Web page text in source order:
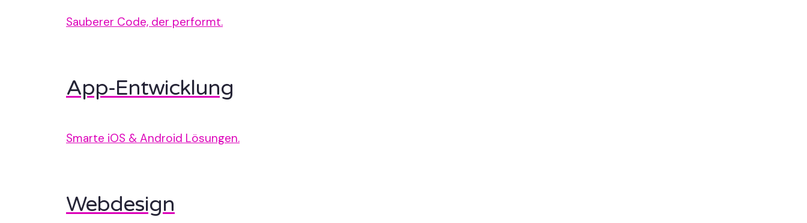
Sauberer Code, der performt.
App-Entwicklung
Smarte iOS & Android Lösungen.
Webdesign